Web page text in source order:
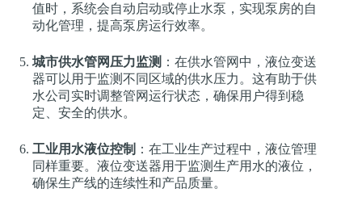
值时，系统会自动启动或停止水泵，实现泵房的自
动化管理，提高泵房运行效率。
城市供水管网压力监测 ：在供水管网中，液位变送
器可以用于监测不同区域的供水压力。这有助于供
水公司实时调整管网运行状态，确保用户得到稳
定、安全的供水。
工业用水液位控制 ：在工业生产过程中，液位管理
同样重要。液位变送器用于监测生产用水的液位，
确保生产线的连续性和产品质量。